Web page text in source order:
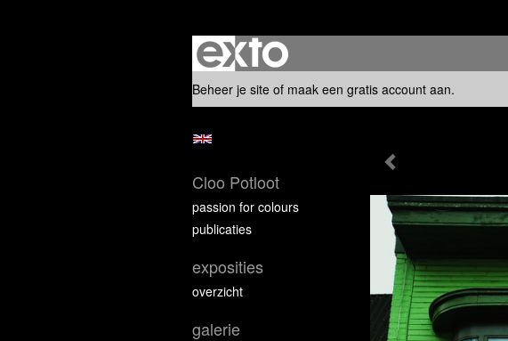
Beheer je site of maak een gratis account aan.
Cloo Potloot
passion for colours
publicaties
exposities
overzicht
galerie